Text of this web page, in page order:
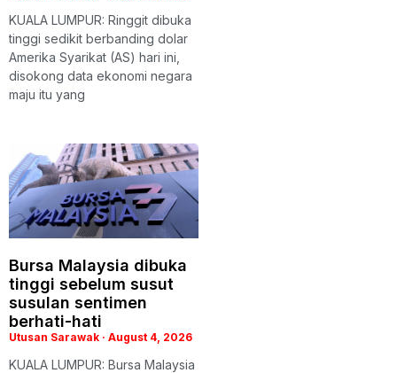
KUALA LUMPUR: Ringgit dibuka
tinggi sedikit berbanding dolar
Amerika Syarikat (AS) hari ini,
disokong data ekonomi negara
maju itu yang
Bursa Malaysia dibuka
tinggi sebelum susut
susulan sentimen
berhati-hati
Utusan Sarawak August 4, 2026
KUALA LUMPUR: Bursa Malaysia